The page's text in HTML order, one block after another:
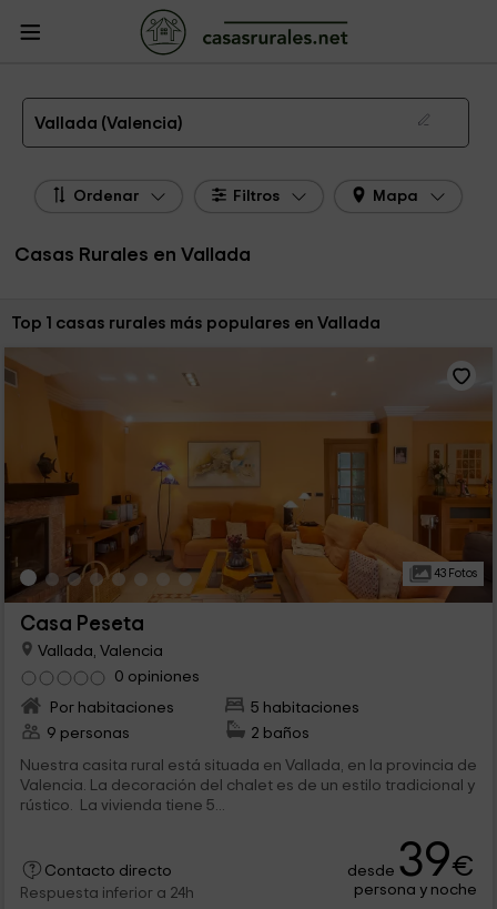
Casas Rurales
Casas Rurales Valencia
Casas Rurales Vallada
Las 1 mejores casas rurales en Vallada de 2026
Vallada (Valencia)
Ordenar Filtros Mapa
Casas Rurales en Vallada
Ordenar por:
Top 1 casas rurales más populares en Vallada
43 Fotos
Casa Peseta
Vallada, Valencia
0 opiniones
Por habitaciones
5 habitaciones
9 personas
2 baños
Nuestra casita rural está situada en Vallada, en la provincia de
Valencia. La decoración del chalet es de un estilo tradicional y
rústico. La vivienda tiene 5...
Contacto directo
Respuesta inferior a 24h
desde 39€
persona y noche